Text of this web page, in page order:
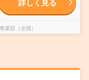
部（全国）